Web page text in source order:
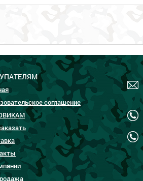
соглашение